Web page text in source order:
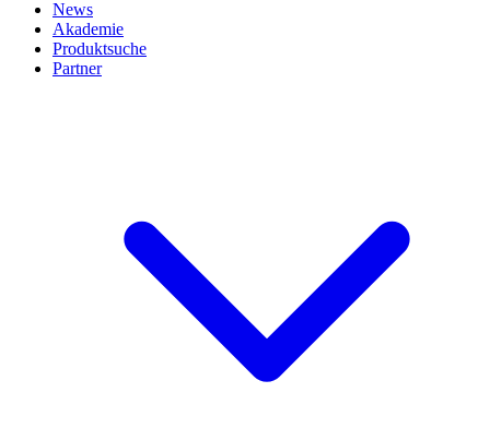
News
Akademie
Produktsuche
Partner